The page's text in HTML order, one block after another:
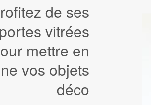
de ses
portes vitrées
mettre en
vos objets
déco